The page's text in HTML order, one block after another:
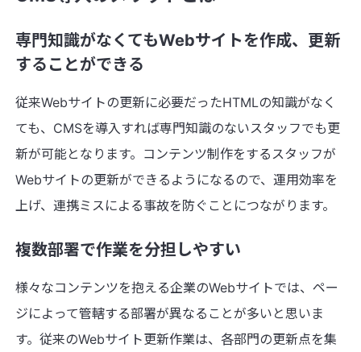
専門知識がなくてもWebサイトを作成、更新
することができる
従来Webサイトの更新に必要だったHTMLの知識がなく
ても、CMSを導入すれば専門知識のないスタッフでも更
新が可能となります。コンテンツ制作をするスタッフが
Webサイトの更新ができるようになるので、運用効率を
上げ、連携ミスによる事故を防ぐことにつながります。
複数部署で作業を分担しやすい
様々なコンテンツを抱える企業のWebサイトでは、ペー
ジによって管轄する部署が異なることが多いと思いま
す。従来のWebサイト更新作業は、各部門の更新点を集